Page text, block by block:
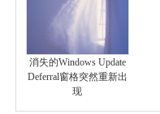
消失的Windows Update
Deferral窗格突然重新出
现